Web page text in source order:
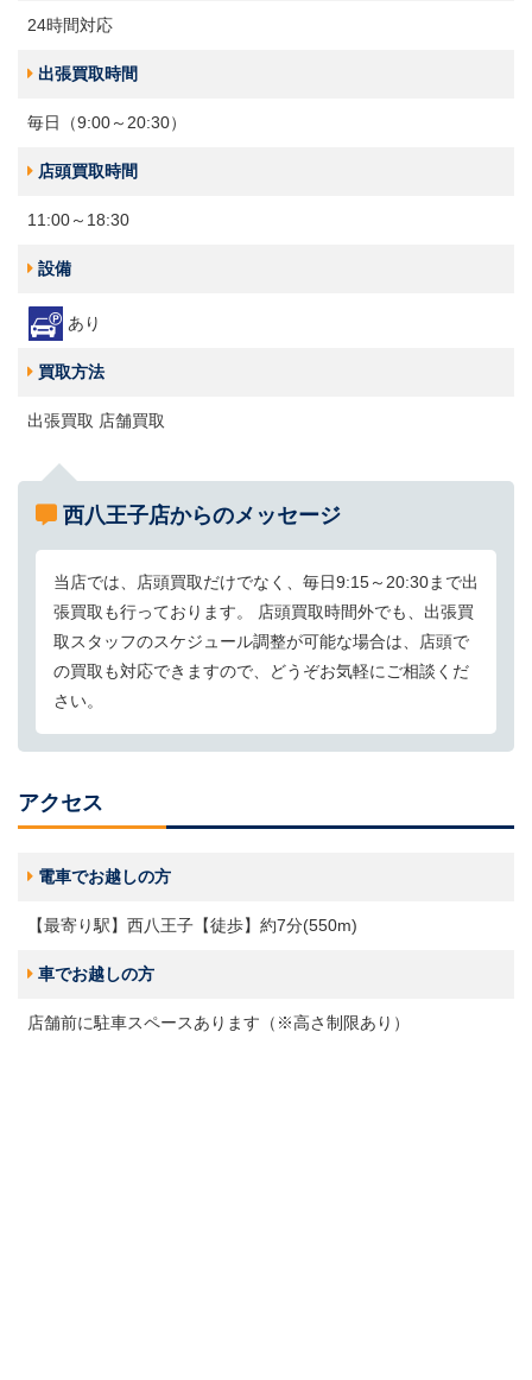
24時間対応
出張買取時間
毎日（9:00～20:30）
店頭買取時間
11:00～18:30
設備
あり
買取方法
出張買取 店舗買取
西八王子店からのメッセージ
当店では、店頭買取だけでなく、毎日9:15～20:30まで出
張買取も行っております。 店頭買取時間外でも、出張買
取スタッフのスケジュール調整が可能な場合は、店頭で
の買取も対応できますので、どうぞお気軽にご相談くだ
さい。
アクセス
電車でお越しの方
【最寄り駅】西八王子【徒歩】約7分(550m)
車でお越しの方
店舗前に駐車スペースあります（※高さ制限あり）